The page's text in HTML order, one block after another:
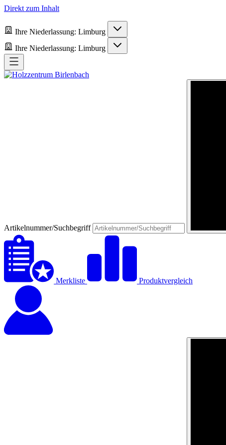
Direkt zum Inhalt
Ihre Niederlassung: Limburg
Ihre Niederlassung: Limburg
Artikelnummer/Suchbegriff
Merkliste Produktvergleich